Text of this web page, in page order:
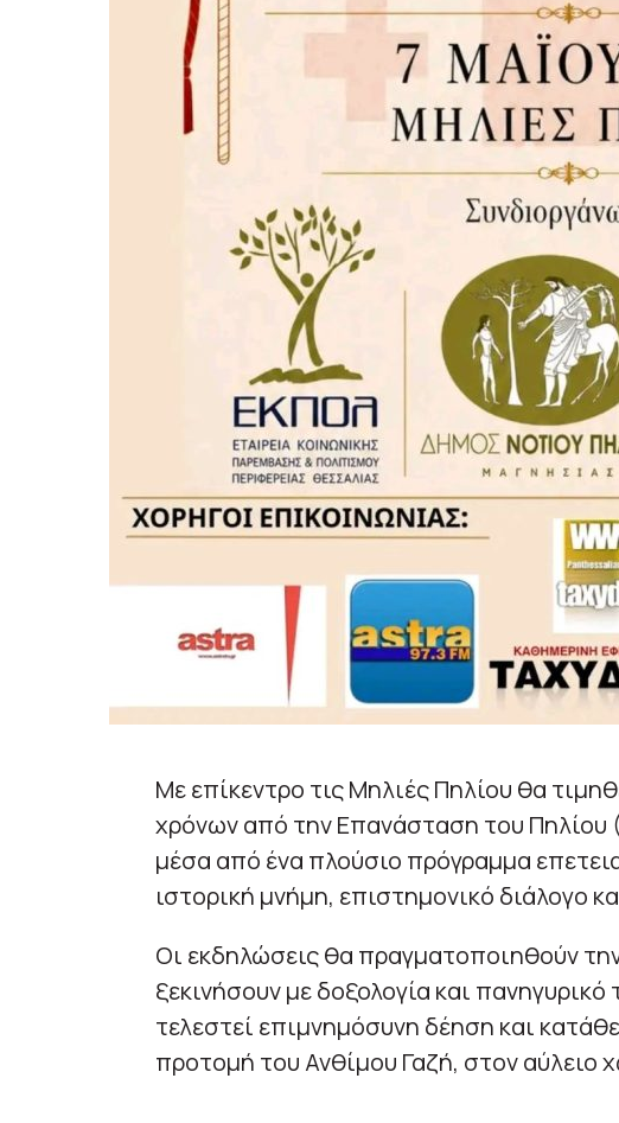
Με επίκεντρο τις Μηλιές Πηλίου θα
χρόνων από την Επανάσταση του Πηλίου
μέσα από ένα πλούσιο πρόγραμμα
ιστορική μνήμη, επιστημονικό διάλογο
Οι εκδηλώσεις θα πραγματοποιηθούν
ξεκινήσουν με δοξολογία και
τελεστεί επιμνημόσυνη δέηση και
προτομή του Ανθίμου Γαζή, στον αύλειο